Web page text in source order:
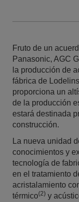
Fruto de un
Panasonic, AGC
la producción de
fábrica de
proporciona un
de la producción
estará destinada
construcción.
La nueva unidad
conocimientos y
tecnología de
en el tratamiento
acristalamiento
térmico(2) y